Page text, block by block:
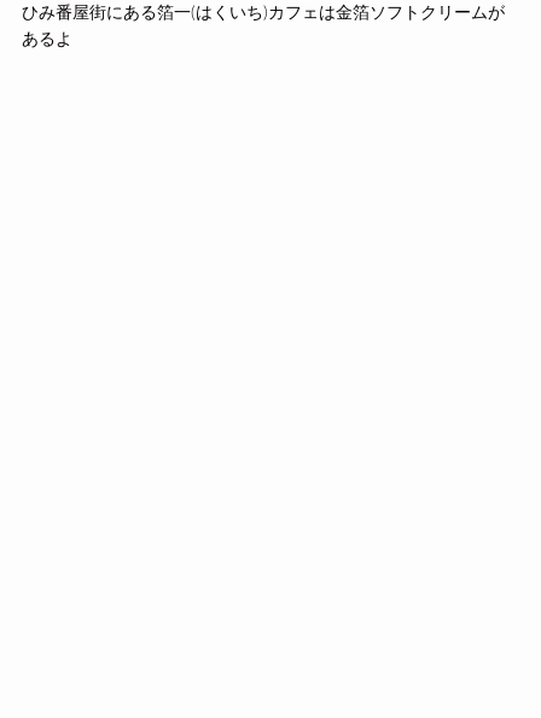
ひみ番屋街にある箔一(はくいち)カフェは金箔ソフトクリームが
あるよ